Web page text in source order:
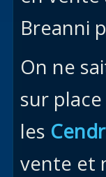
Breanni
On ne
sur
les
vente et